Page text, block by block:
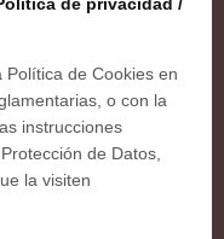
Política de Cookies en
o con la
instrucciones
de Datos,
la visiten